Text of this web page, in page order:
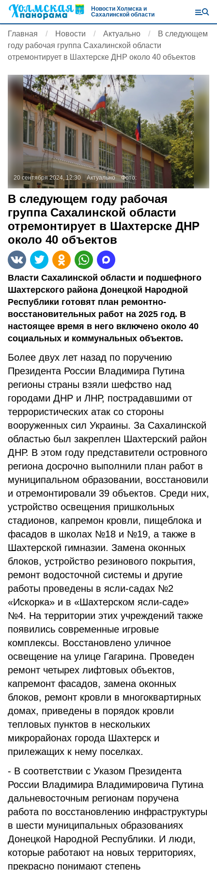
Новости Холмска и
Сахалинской области
Главная Новости Актуально
В следующем
году рабочая группа Сахалинской области
отремонтирует в Шахтерске ДНР около 40 объектов
20 сентября 2024, 12:30 Актуально Фото:
В следующем году рабочая
группа Сахалинской области
отремонтирует в Шахтерске ДНР
около 40 объектов
Власти Сахалинской области и подшефного
Шахтерского района Донецкой Народной
Республики готовят план ремонтно-
восстановительных работ на 2025 год. В
настоящее время в него включено около 40
социальных и коммунальных объектов.
Более двух лет назад по поручению
Президента России Владимира Путина
регионы страны взяли шефство над
городами ДНР и ЛНР, пострадавшими от
террористических атак со стороны
вооруженных сил Украины. За Сахалинской
областью был закреплен Шахтерский район
ДНР. В этом году представители островного
региона досрочно выполнили план работ в
муниципальном образовании, восстановили
и отремонтировали 39 объектов. Среди них,
устройство освещения пришкольных
стадионов, капремон кровли, пищеблока и
фасадов в школах №18 и №19, а также в
Шахтерской гимназии. Замена оконных
блоков, устройство резинового покрытия,
ремонт водосточной системы и другие
работы проведены в ясли-садах №2
«Искорка» и в «Шахтерском ясли-саде»
№4. На территории этих учреждений также
появились современные игровые
комплексы. Восстановлено уличное
освещение на улице Гагарина. Проведен
ремонт четырех лифтовых объектов,
капремонт фасадов, замена оконных
блоков, ремонт кровли в многоквартирных
домах, приведены в порядок кровли
тепловых пунктов в нескольких
микрорайонах города Шахтерск и
прилежащих к нему поселках.
- В соответствии с Указом Президента
России Владимира Владимировича Путина
дальневосточным регионам поручена
работа по восстановлению инфраструктуры
в шести муниципальных образованиях
Донецкой Народной Республики. И люди,
которые работают на новых территориях,
прекрасно понимают степень